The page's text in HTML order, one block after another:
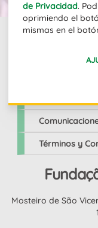
de Privacidad.
oprimiendo el
mismas en el
Términos y
Mosteiro de São